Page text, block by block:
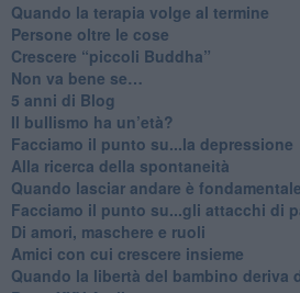
​Quando la terapia volge al termine
​Persone oltre le cose
​Crescere “piccoli Buddha”
Non va bene se…
​5 anni di Blog
​Il bullismo ha un’età?
Facciamo il punto su...la depressione
​Alla ricerca della spontaneità
​Quando lasciar andare è fondamentale
Facciamo il punto su...gli attacchi di
Di amori, maschere e ruoli
​Amici con cui crescere insieme
​Quando la libertà del bambino deriva